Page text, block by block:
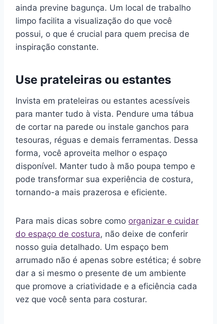
ainda previne bagunça. Um local de trabalho
limpo facilita a visualização do que você
possui, o que é crucial para quem precisa de
inspiração constante.
Use prateleiras ou estantes
Invista em prateleiras ou estantes acessíveis
para manter tudo à vista. Pendure uma tábua
de cortar na parede ou instale ganchos para
tesouras, réguas e demais ferramentas. Dessa
forma, você aproveita melhor o espaço
disponível. Manter tudo à mão poupa tempo e
pode transformar sua experiência de costura,
tornando-a mais prazerosa e eficiente.
Para mais dicas sobre como organizar e cuidar
do espaço de costura, não deixe de conferir
nosso guia detalhado. Um espaço bem
arrumado não é apenas sobre estética; é sobre
dar a si mesmo o presente de um ambiente
que promove a criatividade e a eficiência cada
vez que você senta para costurar.